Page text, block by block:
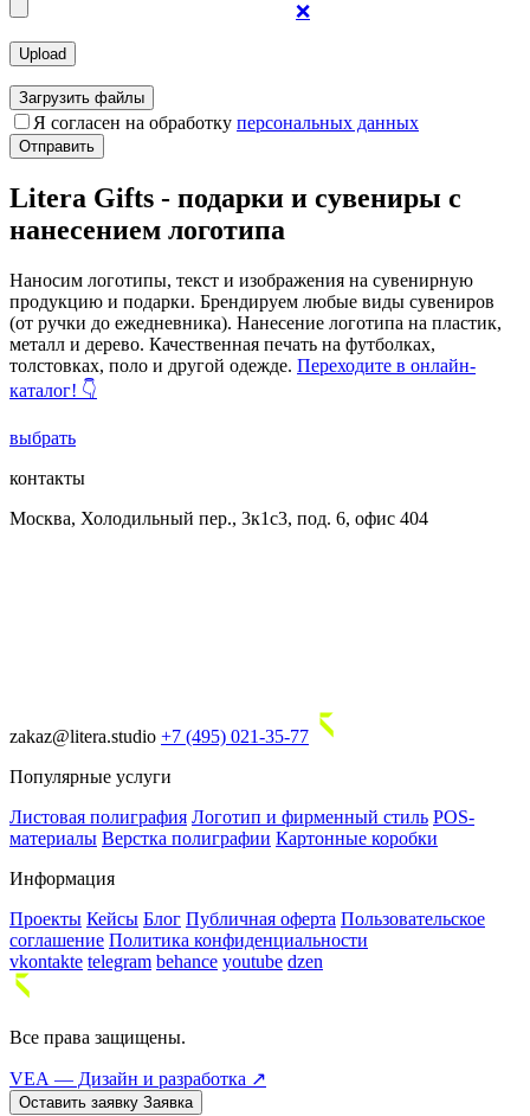
❌
Загрузить файлы
Я согласен на обработку персональных данных
Отправить
Litera Gifts - подарки и сувениры с
нанесением логотипа
Наносим логотипы, текст и изображения на сувенирную
продукцию и подарки. Брендируем любые виды сувениров
(от ручки до ежедневника). Нанесение логотипа на пластик,
металл и дерево. Качественная печать на футболках,
толстовках, поло и другой одежде. Переходите в онлайн-
каталог! 👇
выбрать
контакты
Москва, Холодильный пер., 3к1с3, под. 6, офис 404
zakaz@litera.studio +7 (495) 021-35-77
Популярные услуги
Листовая полиграфия Логотип и фирменный стиль POS-
материалы Верстка полиграфии Картонные коробки
Информация
Проекты Кейсы Блог Публичная оферта Пользовательское
соглашение Политика конфиденциальности
vkontakte telegram behance youtube dzen
Все права защищены.
VEA — Дизайн и разработка ↗
Оставить заявку Заявка